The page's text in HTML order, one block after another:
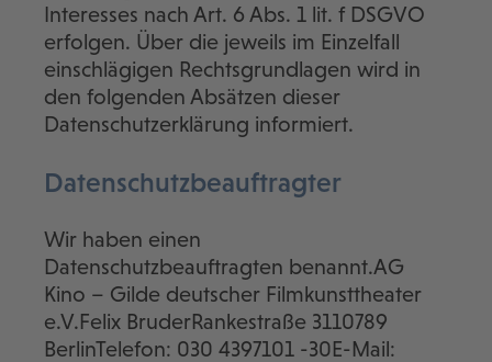
Interesses nach Art. 6 Abs. 1 lit. f DSGVO
erfolgen. Über die jeweils im Einzelfall
einschlägigen Rechtsgrundlagen wird in
den folgenden Absätzen dieser
Datenschutzerklärung informiert.
Datenschutz­beauftragter
Wir haben einen
Datenschutzbeauftragten benannt.AG
Kino – Gilde deutscher Filmkunsttheater
e.V.Felix BruderRankestraße 3110789
BerlinTelefon: 030 4397101 -30E-Mail: